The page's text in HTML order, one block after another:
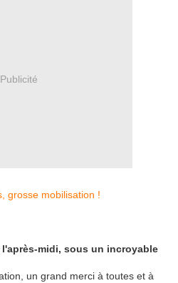
Publicité
midi, sous un incroyable
un grand merci à toutes et à